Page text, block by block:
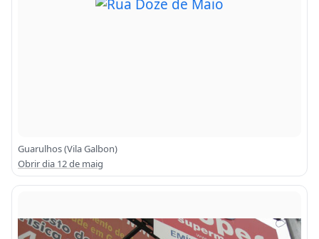
Guarulhos (Vila Galbon)
Obrir dia 12 de maig